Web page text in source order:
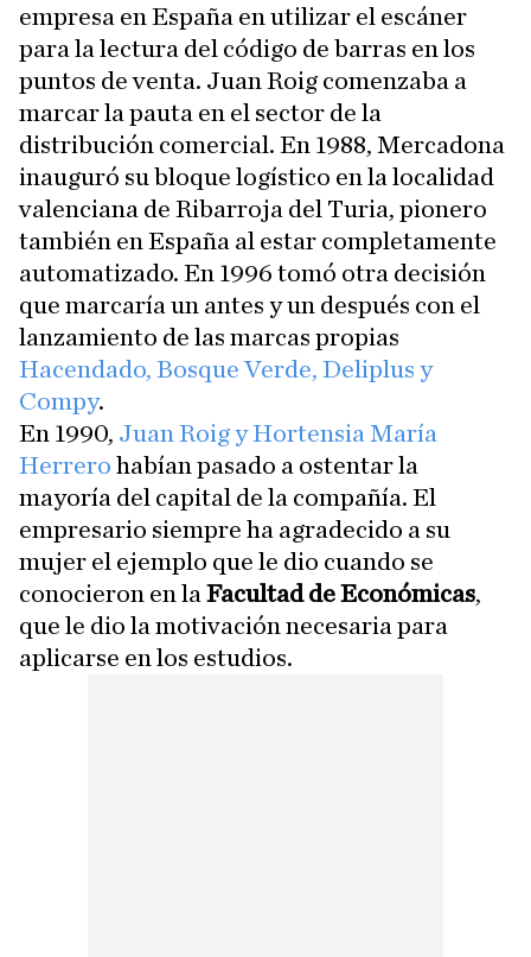
empresa en España en utilizar el escáner
para la lectura del código de barras en los
puntos de venta. Juan Roig comenzaba a
marcar la pauta en el sector de la
distribución comercial. En 1988, Mercadona
inauguró su bloque logístico en la localidad
valenciana de Ribarroja del Turia, pionero
también en España al estar completamente
automatizado. En 1996 tomó otra decisión
que marcaría un antes y un después con el
lanzamiento de las marcas propias
Hacendado, Bosque Verde, Deliplus y
Compy.
En 1990, Juan Roig y Hortensia María
Herrero habían pasado a ostentar la
mayoría del capital de la compañía. El
empresario siempre ha agradecido a su
mujer el ejemplo que le dio cuando se
conocieron en la Facultad de Económicas,
que le dio la motivación necesaria para
aplicarse en los estudios.